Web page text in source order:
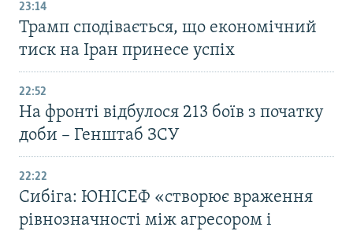
23:14
Трамп сподівається, що економічний
тиск на Іран принесе успіх
22:52
На фронті відбулося 213 боїв з початку
доби – Генштаб ЗСУ
22:22
Сибіга: ЮНІСЕФ «створює враження
рівнозначності між агресором і